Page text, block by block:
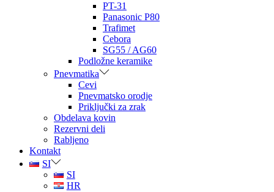
PT-31
Panasonic P80
Trafimet
Cebora
SG55 / AG60
Podložne keramike
Pnevmatika
Cevi
Pnevmatsko orodje
Priključki za zrak
Obdelava kovin
Rezervni deli
Rabljeno
Kontakt
SI
SI
HR